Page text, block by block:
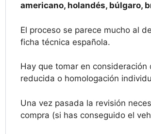
americano, holandés, búlgaro,
El proceso se parece mucho al
ficha técnica española.
Hay que tomar en
reducida o homologación
Una vez pasada la revisión
compra (si has conseguido el